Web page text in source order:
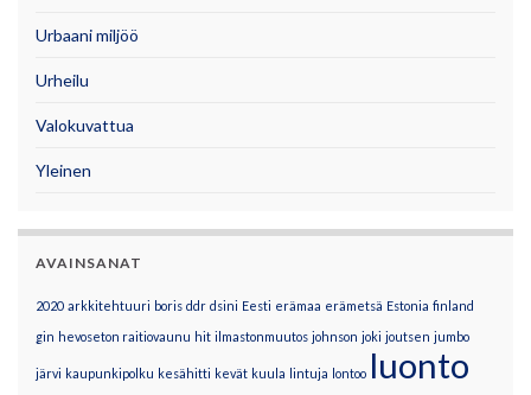
Urbaani miljöö
Urheilu
Valokuvattua
Yleinen
AVAINSANAT
2020 arkkitehtuuri boris ddr dsini Eesti erämaa erämetsä Estonia finland
gin hevoseton raitiovaunu hit ilmastonmuutos johnson joki joutsen jumbo
järvi kaupunkipolku kesähitti kevät kuula lintuja lontoo luonto